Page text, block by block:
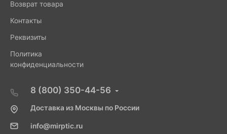
Возврат товара
Контакты
Реквизиты
Политика
конфиденциальности
8 (800) 350-44-56
Доставка из Москвы по России
info@mirptic.ru